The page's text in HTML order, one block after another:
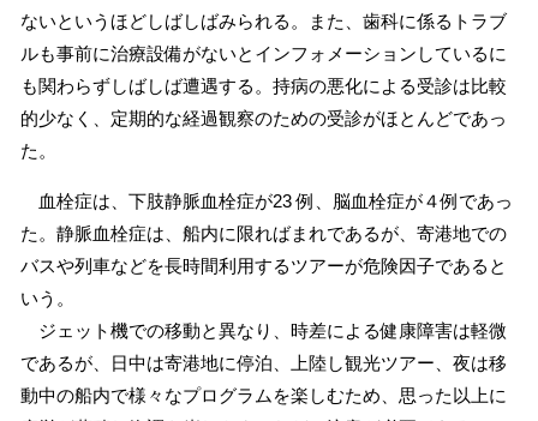
ないというほどしばしばみられる。また、歯科に係るトラブ
ルも事前に治療設備がないとインフォメーションしているに
も関わらずしばしば遭遇する。持病の悪化による受診は比較
的少なく、定期的な経過観察のための受診がほとんどであっ
た。
血栓症は、下肢静脈血栓症が23 例、脳血栓症が４例であっ
た。静脈血栓症は、船内に限ればまれであるが、寄港地での
バスや列車などを長時間利用するツアーが危険因子であると
いう。
ジェット機での移動と異なり、時差による健康障害は軽微
であるが、日中は寄港地に停泊、上陸し観光ツアー、夜は移
動中の船内で様々なプログラムを楽しむため、思った以上に